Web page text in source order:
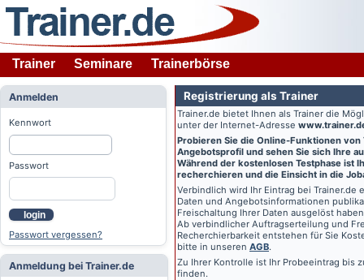
Trainer Seminare Trainerbörse
Anmelden
Kennwort
Passwort
login
Passwort vergessen?
Anmeldung bei Trainer.de
Registrierung als Trainer
Trainer.de bietet Ihnen als Trainer die
unter der Internet-Adresse
Probieren Sie die Online-Funktionen von
Angebotsprofil und sehen Sie sich Ihre
Während der kostenlosen Testphase ist
recherchieren und die Einsicht in die
Verbindlich wird Ihr Eintrag bei Trainer.de
Daten und Angebotsinformationen
Freischaltung Ihrer Daten ausgelöst
Ab verbindlicher Auftragserteilung und
Recherchierbarkeit entstehen für Sie
bitte in unseren AGB.
Zu Ihrer Kontrolle ist Ihr Probeeintrag bis
finden.